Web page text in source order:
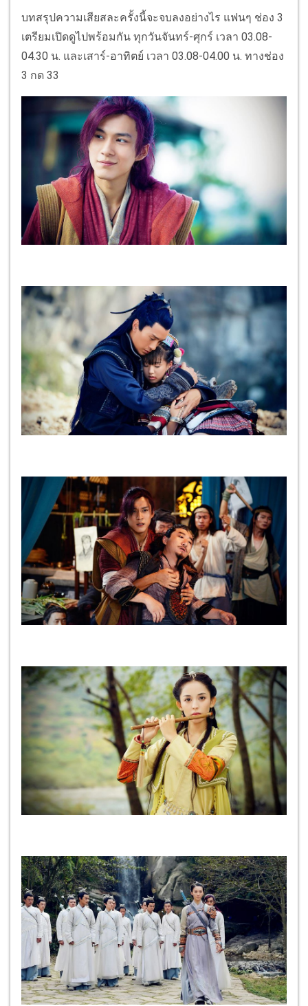
บทสรุปความเสียสละครั้งนี้จะจบลงอย่างไร แฟนๆ ช่อง 3
เตรียมเปิดดูไปพร้อมกัน ทุกวันจันทร์-ศุกร์ เวลา 03.08-
04.30 น. และเสาร์-อาทิตย์ เวลา 03.08-04.00 น. ทางช่อง
3 กด 33